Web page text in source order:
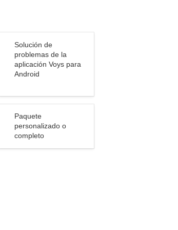
la aplicación Voys para
Android
Solución de
problemas de la
aplicación Voys para
Android
completo
Paquete
personalizado o
completo